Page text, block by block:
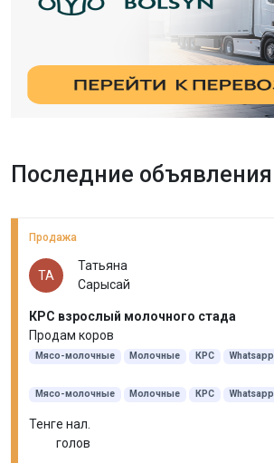
Последние объявления
Продажа
ТА
Татьяна
Сарысай
КРС взрослый молочного стада
Продам коров
Мясо-молочные Молочные КРС Whatsapp
Мясо-молочные Молочные КРС Whatsapp
Тенге нал.
голов